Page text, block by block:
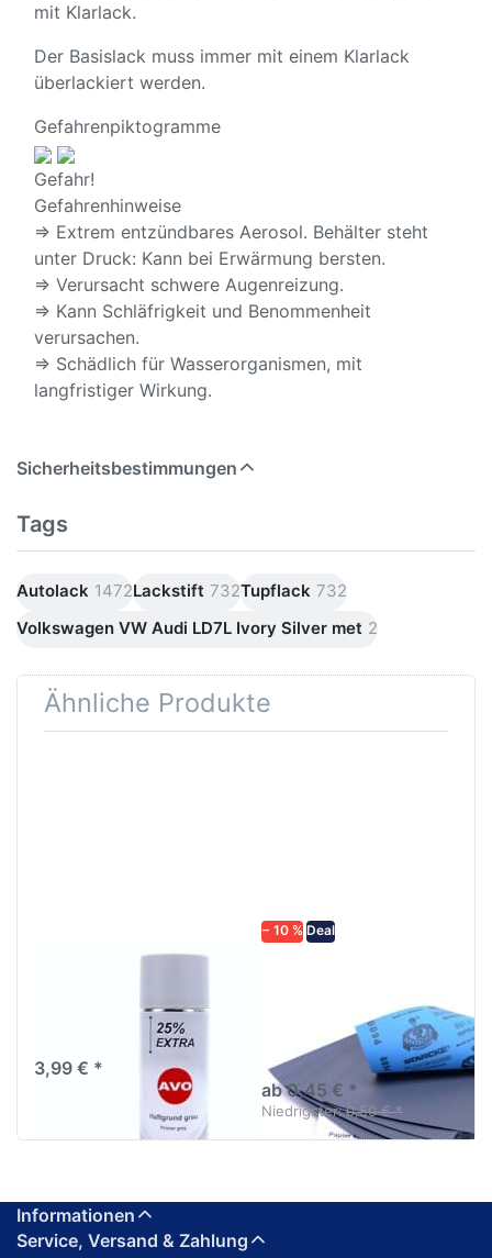
mit Klarlack.
Der Basislack muss immer mit einem Klarlack
überlackiert werden.
Gefahrenpiktogramme
Gefahr!
Gefahrenhinweise
⇒ Extrem entzündbares Aerosol. Behälter steht
unter Druck: Kann bei Erwärmung bersten.
⇒ Verursacht schwere Augenreizung.
⇒ Kann Schläfrigkeit und Benommenheit
verursachen.
⇒ Schädlich für Wasserorganismen, mit
langfristiger Wirkung.
Sicherheitsbestimmungen
Tags
Autolack 1472Lackstift 732Tupflack 732
Volkswagen VW Audi LD7L Ivory Silver met 2
Ähnliche Produkte
3,99 € *
− 10 % Deal
diversen Körnungen
Nass-Schleifpapier zur nass
und trocken anwendung
ab 0,45 € *
Niedrigster:0,50 € *
Informationen
Service, Versand & Zahlung